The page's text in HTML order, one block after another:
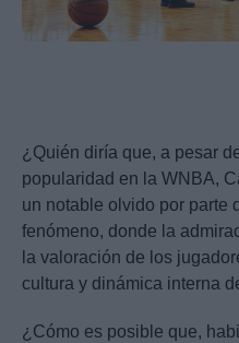
¿Quién diría que, a pesar
popularidad en la WNBA,
un notable olvido por parte
fenómeno, donde la
la valoración de los
cultura y dinámica interna
¿Cómo es posible que,